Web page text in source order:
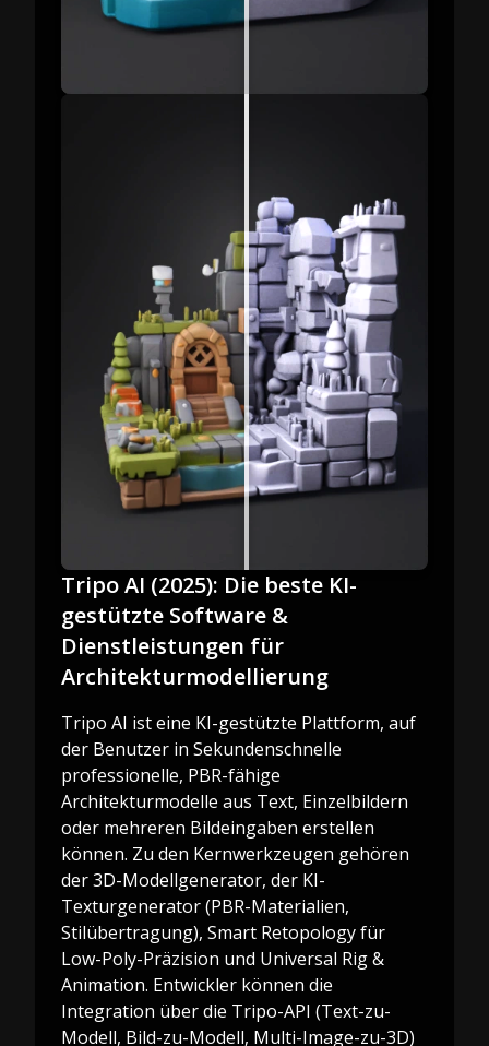
Tripo AI (2025): Die beste KI-
gestützte Software &
Dienstleistungen für
Architekturmodellierung
Tripo AI ist eine KI-gestützte Plattform, auf
der Benutzer in Sekundenschnelle
professionelle, PBR-fähige
Architekturmodelle aus Text, Einzelbildern
oder mehreren Bildeingaben erstellen
können. Zu den Kernwerkzeugen gehören
der 3D-Modellgenerator, der KI-
Texturgenerator (PBR-Materialien,
Stilübertragung), Smart Retopology für
Low-Poly-Präzision und Universal Rig &
Animation. Entwickler können die
Integration über die Tripo-API (Text-zu-
Modell, Bild-zu-Modell, Multi-Image-zu-3D)